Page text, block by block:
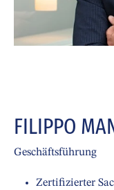
FILIPPO
Geschäftsführung
Zertifizierter